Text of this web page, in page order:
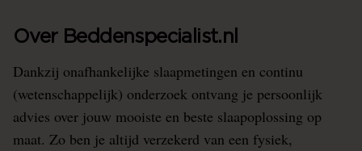
Over Beddenspecialist.nl
Dankzij onafhankelijke slaapmetingen en continu
(wetenschappelijk) onderzoek ontvang je persoonlijk
advies over jouw mooiste en beste slaapoplossing op
maat. Zo ben je altijd verzekerd van een fysiek,